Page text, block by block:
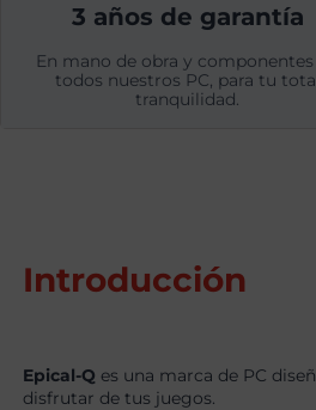
3 años de garantía
En mano de obra y componentes
todos nuestros PC, para tu
tranquilidad.
Introducción
Epical-Q es una marca de PC
disfrutar de tus juegos.